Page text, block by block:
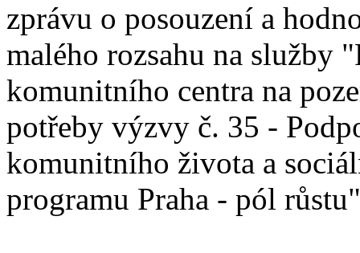
zprávu o posouzení a
malého rozsahu na služby
komunitního centra na
potřeby výzvy č. 35 -
komunitního života a
programu Praha - pól růstu"